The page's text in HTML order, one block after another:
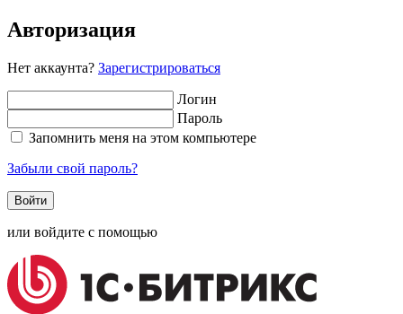
Авторизация
Нет аккаунта? Зарегистрироваться
Логин
Пароль
Запомнить меня на этом компьютере
Забыли свой пароль?
или войдите с помощью